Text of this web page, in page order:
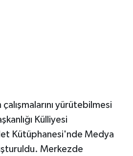
çalışmalarını yürütebilmesi
Külliyesi
Kütüphanesi'nde Medya
Merkezde